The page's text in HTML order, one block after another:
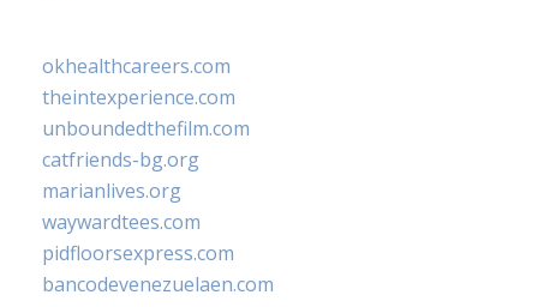
okhealthcareers.com
theintexperience.com
unboundedthefilm.com
catfriends-bg.org
marianlives.org
waywardtees.com
pidfloorsexpress.com
bancodevenezuelaen.com